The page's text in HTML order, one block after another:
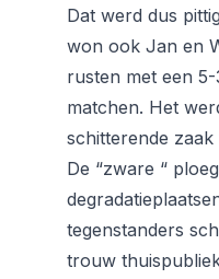
Dat werd dus
won ook Jan en
rusten met een
matchen. Het
schitterende
De “zware “
tegenstanders
trouw